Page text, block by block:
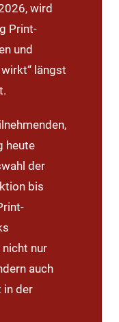
wird
Print-
und
längst
heute
der
bis
nur
auch
in der